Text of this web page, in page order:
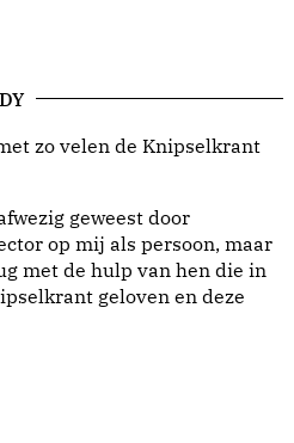
zo velen de Knipselkrant
geweest door
op mij als persoon, maar
met de hulp van hen die in
geloven en deze